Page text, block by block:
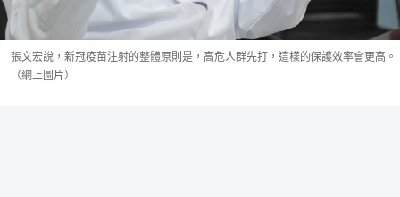
張文宏說，新冠疫苗注射的整體原則是，高危人群先打，這樣的保護效率會更高。
（網上圖片）